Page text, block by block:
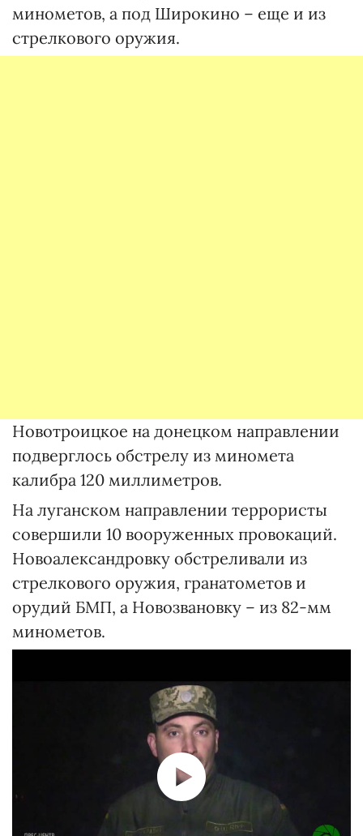
минометов, а под Широкино – еще и из
стрелкового оружия.
Новотроицкое на донецком направлении
подверглось обстрелу из миномета
калибра 120 миллиметров.
На луганском направлении террористы
совершили 10 вооруженных провокаций.
Новоалександровку обстреливали из
стрелкового оружия, гранатометов и
орудий БМП, а Новозвановку – из 82-мм
минометов.